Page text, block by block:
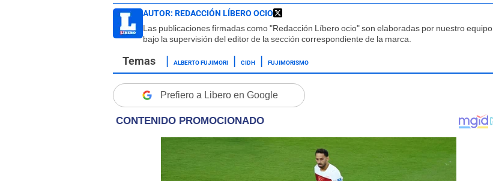
AUTOR: REDACCIÓN LÍBERO OCIO
Las publicaciones firmadas como "Redacción Líbero ocio" son elaboradas por nuestro equipo,
bajo la supervisión del editor de la sección correspondiente de la marca.
ALBERTO FUJIMORI CIDH FUJIMORISMO
Prefiero a Libero en Google